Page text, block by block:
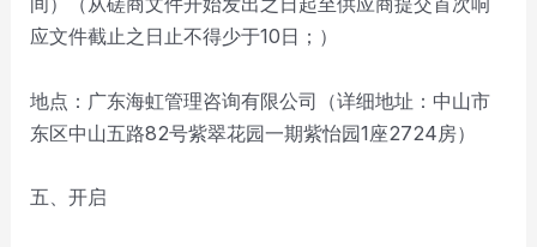
应文件截止之日止不得少于10日；）
地点：广东海虹管理咨询有限公司（详细地址：中山市
东区中山五路82号紫翠花园一期紫怡园1座2724房）
五、开启